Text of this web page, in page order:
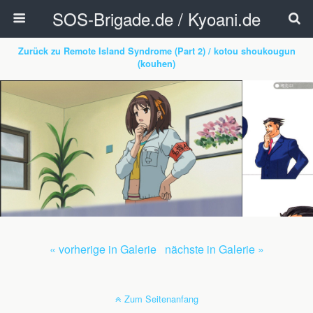
SOS-Brigade.de / Kyoani.de
Zurück zu Remote Island Syndrome (Part 2) / kotou shoukougun
(kouhen)
« vorherige in Galerie nächste in Galerie »
Zum Seitenanfang